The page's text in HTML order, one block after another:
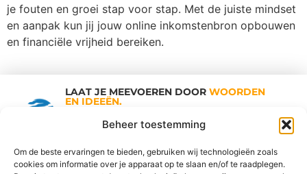
Beheer toestemming
Om de beste ervaringen te bieden, gebruiken wij technologieën zoals
cookies om informatie over je apparaat op te slaan en/of te raadplegen.
je fouten en groei stap voor stap. Met de juiste mindset
en aanpak kun jij jouw online inkomstenbron opbouwen
en financiële vrijheid bereiken.
LAAT JE MEEVOEREN DOOR WOORDEN
EN IDEEËN.